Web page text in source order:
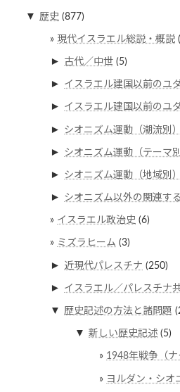
▼ 歴史 (877)
現代イスラエル総説・概説
► 古代／中世 (5)
► イスラエル建国以前のユ
► イスラエル建国以前のユ
► シオニズム運動（潮流別）
► シオニズム運動（テーマ別
► シオニズム運動（地域別）
► シオニズム以外の関連す
イスラエル政治史 (6)
ミズラヒーム (3)
► 近現代パレスチナ (250)
► イスラエル／パレスチナ
▼ 歴史記述の方法と諸問題
▼ 新しい歴史記述 (5)
1948年戦争（ナ
ヨルダン・シオ